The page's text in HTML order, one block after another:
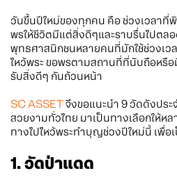
วันขึ้นปีใหม่ของทุกคน คือ ช่วงเวลาที่
พรให้ชีวิตมีแต่สิ่งดีๆและราบรื่นไปตล
พุทธศาสนิกชนหลายคนที่มักใช้ช่วงเ
ไหว้พระ ขอพรตามสถานที่ที่นับถือหรือ
รับสิ่งดีๆ กันถ้วนหน้า
SC ASSETจึงขอแนะนำ 9 วัดดังประ
สวยงามทั่วไทย มาเป็นทางเลือกให้หล
ทางไปไหว้พระทำบุญช่วงปีใหม่นี้ เพื่
1. วัดป่าแดด